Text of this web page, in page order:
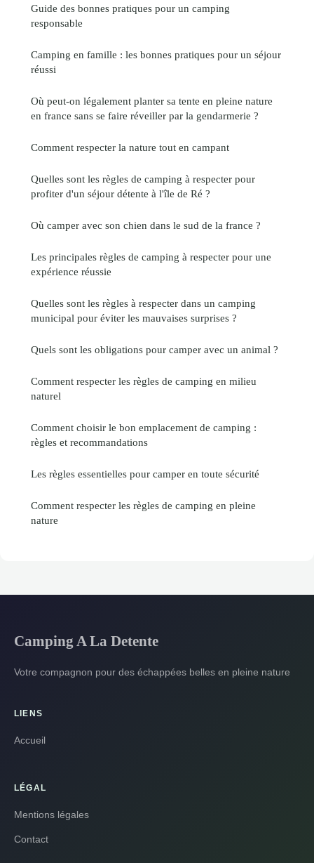
Guide des bonnes pratiques pour un camping
responsable
Camping en famille : les bonnes pratiques pour un séjour
réussi
Où peut-on légalement planter sa tente en pleine nature
en france sans se faire réveiller par la gendarmerie ?
Comment respecter la nature tout en campant
Quelles sont les règles de camping à respecter pour
profiter d'un séjour détente à l'île de Ré ?
Où camper avec son chien dans le sud de la france ?
Les principales règles de camping à respecter pour une
expérience réussie
Quelles sont les règles à respecter dans un camping
municipal pour éviter les mauvaises surprises ?
Quels sont les obligations pour camper avec un animal ?
Comment respecter les règles de camping en milieu
naturel
Comment choisir le bon emplacement de camping :
règles et recommandations
Les règles essentielles pour camper en toute sécurité
Comment respecter les règles de camping en pleine
nature
Camping A La Detente
Votre compagnon pour des échappées belles en pleine nature
LIENS
Accueil
LÉGAL
Mentions légales
Contact